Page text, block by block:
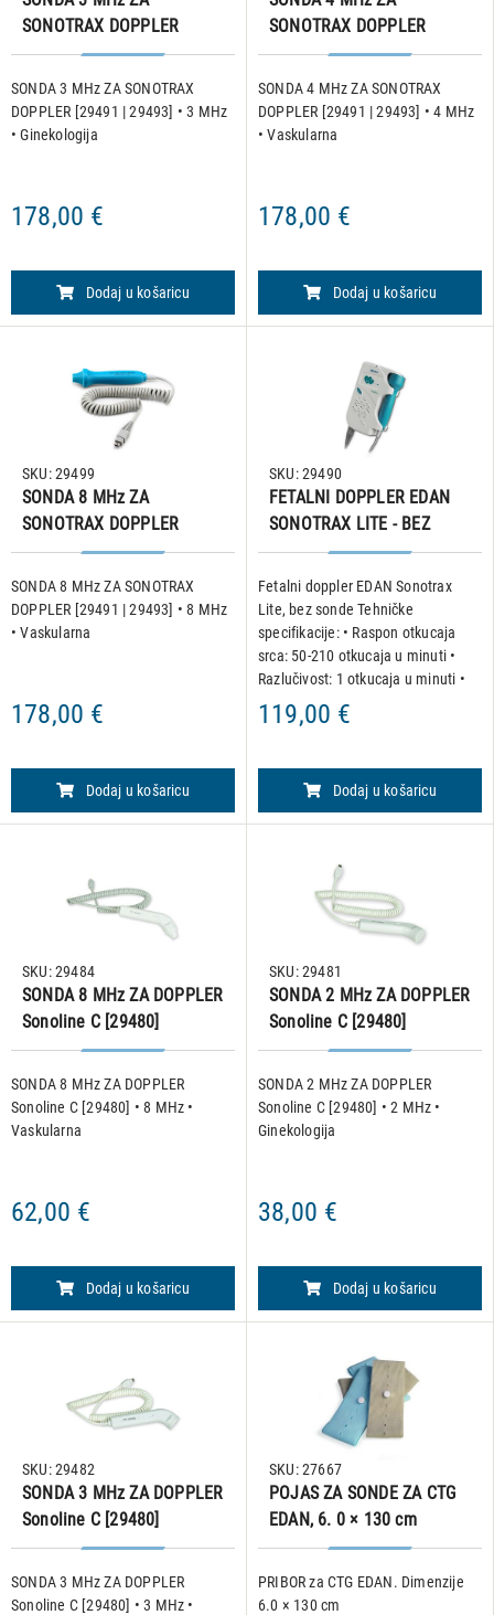
SONOTRAX DOPPLER
[29491 | 29493]
SONDA 3 MHz ZA SONOTRAX
DOPPLER [29491 | 29493] • 3 MHz
• Ginekologija
178,00 €
Dodaj u košaricu
SONOTRAX DOPPLER
[29491 | 29493]
SONDA 4 MHz ZA SONOTRAX
DOPPLER [29491 | 29493] • 4 MHz
• Vaskularna
178,00 €
Dodaj u košaricu
SONDA 8 MHz ZA
SONOTRAX DOPPLER
[29491 | 29493]
SONDA 8 MHz ZA SONOTRAX
DOPPLER [29491 | 29493] • 8 MHz
• Vaskularna
SKU: 29499
178,00 €
Dodaj u košaricu
FETALNI DOPPLER EDAN
SONOTRAX LITE - BEZ
SONDE
Fetalni doppler EDAN Sonotrax
Lite, bez sonde Tehničke
specifikacije: • Raspon otkucaja
srca: 50-210 otkucaja u minuti •
Razlučivost: 1 otkucaja u minuti •
Točnost: ± 3 otkucaja u minuti •
LCD zaslon: 45 x 25 mm • Prosječni
SKU: 29490
119,00 €
Dodaj u košaricu
SONDA 8 MHz ZA DOPPLER
Sonoline C [29480]
SONDA 8 MHz ZA DOPPLER
Sonoline C [29480] • 8 MHz •
Vaskularna
SKU: 29484
62,00 €
Dodaj u košaricu
SONDA 2 MHz ZA DOPPLER
Sonoline C [29480]
SONDA 2 MHz ZA DOPPLER
Sonoline C [29480] • 2 MHz •
Ginekologija
SKU: 29481
38,00 €
Dodaj u košaricu
SONDA 3 MHz ZA DOPPLER
Sonoline C [29480]
SONDA 3 MHz ZA DOPPLER
Sonoline C [29480] • 3 MHz •
SKU: 29482
POJAS ZA SONDE ZA CTG
EDAN, 6. 0 × 130 cm
PRIBOR za CTG EDAN. Dimenzije
6.0 × 130 cm
SKU: 27667